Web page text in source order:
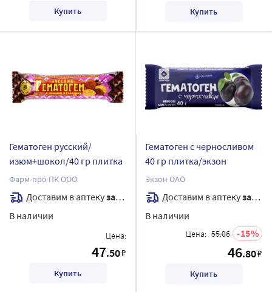
Купить Купить
Гематоген русский/
изюм+шокол/40 гр плитка
Фарм-про ПК ООО
Доставим в аптекузавтра
В наличии
Цена:
47.50₽
Купить
Гематоген с черносливом
40 гр плитка/экзон
Экзон ОАО
Доставим в аптекузавтра
В наличии
Цена: 55.06 15
46.80₽
Купить